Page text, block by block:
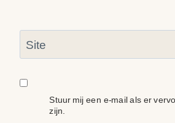
Site
Stuur mij een e-mail als er
zijn.